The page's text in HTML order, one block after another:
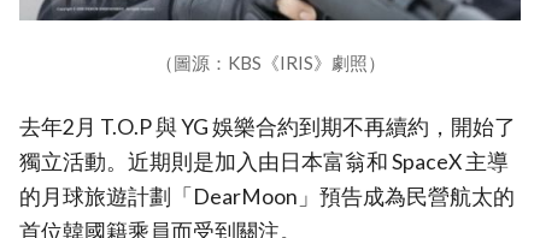
（圖源：KBS《IRIS》劇照）
去年2月 T.O.P 與 YG 娛樂合約到期不再續約，開始了
獨立活動。近期則是加入由日本富翁和 SpaceX 主導
的月球旅遊計劃「DearMoon」預告成為民營航太的
首位韓國籍乘員而受到關注。